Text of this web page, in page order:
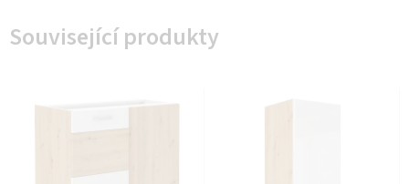
Související produkty